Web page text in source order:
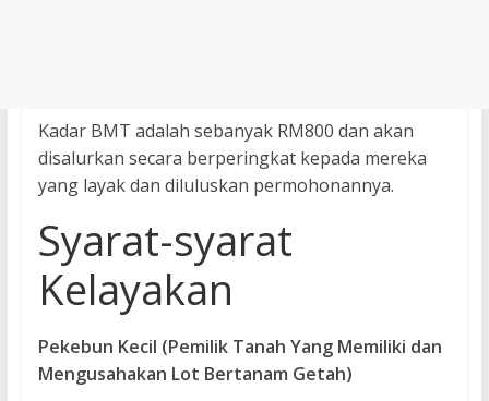
Kadar BMT adalah sebanyak RM800 dan akan
disalurkan secara berperingkat kepada mereka
yang layak dan diluluskan permohonannya.
Syarat-syarat
Kelayakan
Pekebun Kecil (Pemilik Tanah Yang Memiliki dan
Mengusahakan Lot Bertanam Getah)